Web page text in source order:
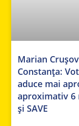
Marian
Constanța:
aduce mai
aproximativ 6
și SAVE